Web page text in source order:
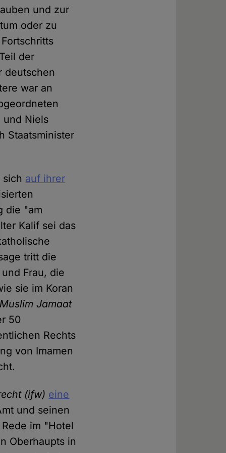
und zur
oder zu
der
deutschen
war an
und Niels
Staatsminister
auf ihrer
die "am
Kalif sei das
tritt die
Frau, die
sie im Koran
Jamaat
50
Rechts
von Imamen
(ifw) eine
und seinen
im "Hotel
Oberhaupts in